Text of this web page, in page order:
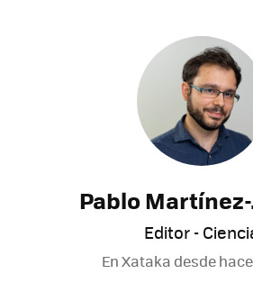
Pablo
Editor -
En Xataka desde